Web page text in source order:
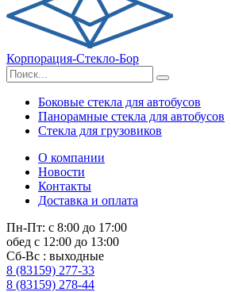
Корпорация-Стекло-Бор
Боковые стекла для автобусов
Панорамные стекла для автобусов
Стекла для грузовиков
О компании
Новости
Контакты
Доставка и оплата
Пн-Пт: с 8:00 до 17:00
обед с 12:00 до 13:00
Сб-Вс : выходные
8 (83159) 277-33
8 (83159) 278-44